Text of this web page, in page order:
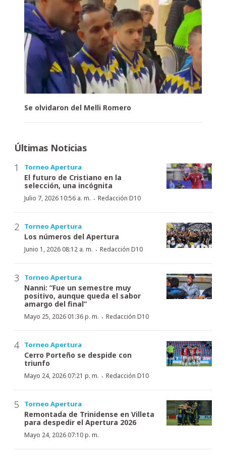
Se olvidaron del Melli Romero
Últimas Noticias
Torneo Apertura
El futuro de Cristiano en la
selección, una incógnita
Julio 7, 2026 10:56 a. m. · Redacción D10
Torneo Apertura
Los números del Apertura
Junio 1, 2026 08:12 a. m. · Redacción D10
Torneo Apertura
Nanni: “Fue un semestre muy
positivo, aunque queda el sabor
amargo del final”
Mayo 25, 2026 01:36 p. m. · Redacción D10
Torneo Apertura
Cerro Porteño se despide con
triunfo
Mayo 24, 2026 07:21 p. m. · Redacción D10
Torneo Apertura
Remontada de Trinidense en Villeta
para despedir el Apertura 2026
Mayo 24, 2026 07:10 p. m.